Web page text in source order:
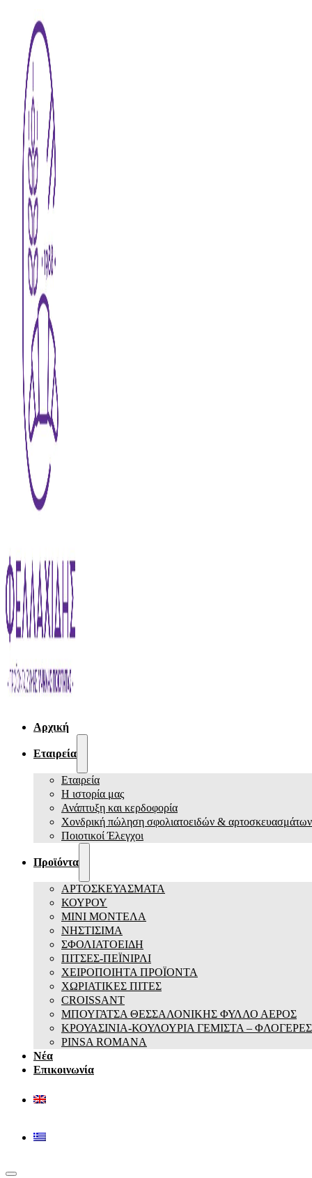
Αρχική
Εταιρεία
Εταιρεία
Η ιστορία μας
Ανάπτυξη και κερδοφορία
Χονδρική πώληση σφολιατοειδών & αρτοσκευασμάτων
Ποιοτικοί Έλεγχοι
Προϊόντα
ΑΡΤΟΣΚΕΥΑΣΜΑΤΑ
ΚΟΥΡΟΥ
ΜΙΝΙ ΜΟΝΤΕΛΑ
ΝΗΣΤΙΣΙΜΑ
ΣΦΟΛΙΑΤΟΕΙΔΗ
ΠΙΤΣΕΣ-ΠΕΪΝΙΡΛΙ
ΧΕΙΡΟΠΟΙΗΤΑ ΠΡΟΪΟΝΤΑ
ΧΩΡΙΑΤΙΚΕΣ ΠΙΤΕΣ
CROISSANT
ΜΠΟΥΓΑΤΣΑ ΘΕΣΣΑΛΟΝΙΚΗΣ ΦΥΛΛΟ ΑΕΡΟΣ
ΚΡΟΥΑΣΙΝΙΑ-ΚΟΥΛΟΥΡΙΑ ΓΕΜΙΣΤΑ – ΦΛΟΓΕΡΕΣ
PINSA ROMANA
Νέα
Επικοινωνία